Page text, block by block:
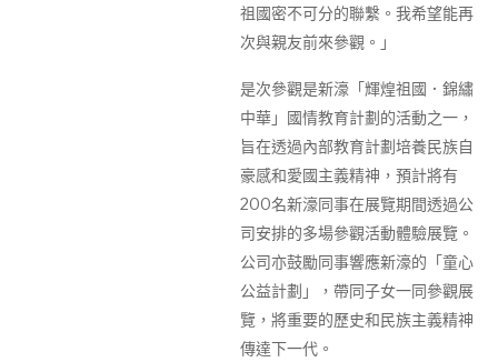
祖國密不可分的聯繫。我希望能再
次與親友前來參觀。」
是次參觀是新濠「輝煌祖國．錦繡
中華」國情教育計劃的活動之一，
旨在透過內部教育計劃培養民族自
豪感和愛國主義精神，預計將有
200名新濠同事在展覽期間透過公
司安排的多場參觀活動體驗展覽。
公司亦鼓勵同事響應新濠的「童心
公益計劃」，帶同子女一同參觀展
覽，將重要的歷史和民族主義精神
傳達下一代。